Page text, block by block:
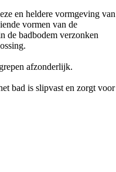
en heldere vormgeving van
vormen van de
de badbodem verzonken
afzonderlijk.
bad is slipvast en zorgt voor